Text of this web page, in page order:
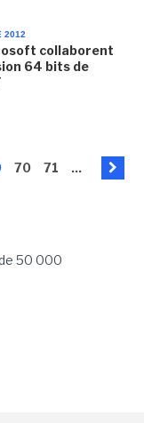
2012
collaborent
64 bits de
70 71 ...
50 000